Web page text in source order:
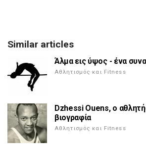
Similar articles
Άλμα εις ύψος - ένα
Αθλητισμός και Fitness
Dzhessi Ouens, ο
βιογραφία
Αθλητισμός και Fitness